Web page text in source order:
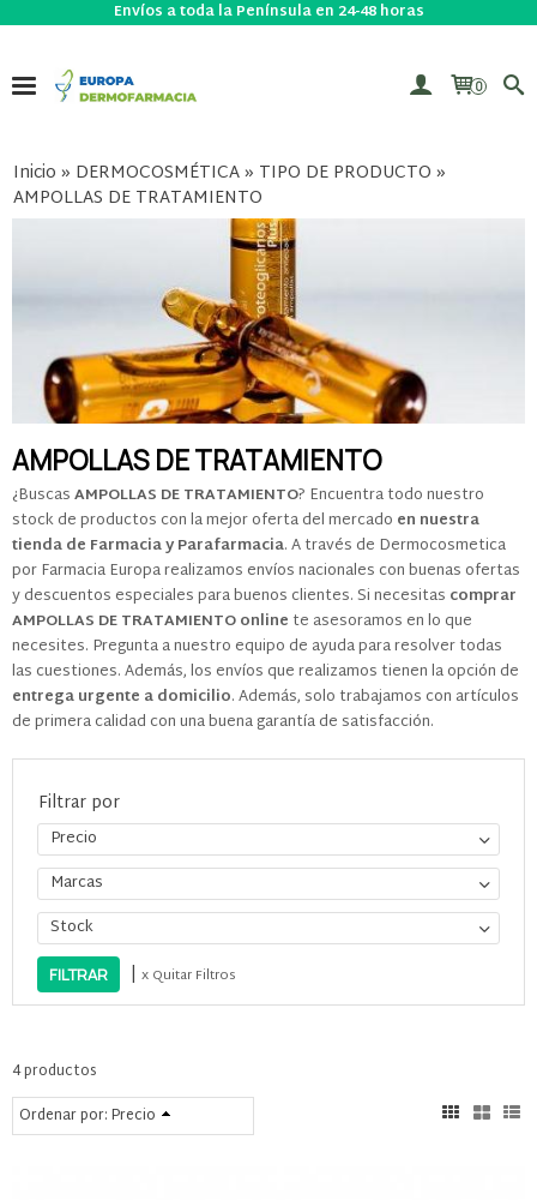
Envíos a toda la Península en 24-48 horas
0
Inicio » DERMOCOSMÉTICA» TIPO DE PRODUCTO »
AMPOLLAS DE TRATAMIENTO
AMPOLLAS DE TRATAMIENTO
¿BuscasAMPOLLAS DE TRATAMIENTO? Encuentra todo nuestro
stock de productos con la mejor oferta del mercado en nuestra
tienda de Farmacia y Parafarmacia. A través de Dermocosmetica
por Farmacia Europa realizamos envíos nacionales con buenas ofertas
y descuentos especiales para buenos clientes. Si necesitas comprar
AMPOLLAS DE TRATAMIENTO online te asesoramos en lo que
necesites. Pregunta a nuestro equipo de ayuda para resolver todas
las cuestiones. Además, los envíos que realizamos tienen la opción de
entrega urgente a domicilio. Además, solo trabajamos con artículos
de primera calidad con una buena garantía de satisfacción.
Filtrar por
Precio
Marcas
Stock
| x Quitar Filtros
4 productos
Ordenar por:Precio